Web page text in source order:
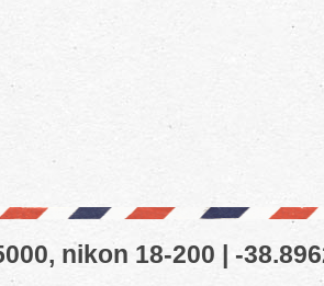
nikon 18-200 | -